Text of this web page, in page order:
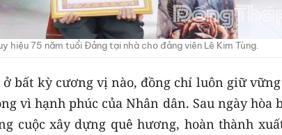
hiệu 75 năm tuổi Đảng tại nhà cho đảng viên Lê Kim Tùng.
bất kỳ cương vị nào, đồng chí luôn giữ
vì hạnh phúc của Nhân dân. Sau ngày hòa
cuộc xây dựng quê hương, hoàn thành